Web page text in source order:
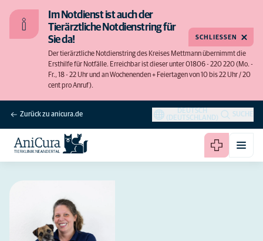
Im Notdienst ist auch der
Tierärztliche Notdienstring für
Sie da!
Der tierärztliche Notdienstring des Kreises Mettmann übernimmt die
Ersthilfe für Notfälle. Erreichbar ist dieser unter 01806 - 220 220 (Mo. -
Fr., 18 - 22 Uhr und an Wochenenden + Feiertagen von 10 bis 22 Uhr / 20
cent pro Anruf).
SCHLIESSEN
Zurück zu anicura.de
DEUTSCH
(DEUTSCHLAND)
SUCHE